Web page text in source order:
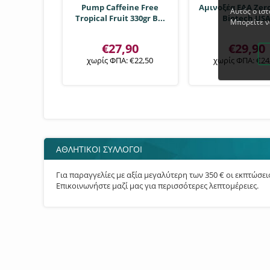
Pump Caffeine Free
Tropical Fruit 330gr B...
€27,90
χωρίς ΦΠΑ:€22,50
Αμινοξέα EAA
Biotech USA
€29,90
χωρίς ΦΠΑ:€
ΑΘΛΗΤΙΚΟΙ ΣΥΛΛΟΓΟΙ
Για παραγγελίες με αξία μεγαλύτερη των 350 € οι
Επικοινωνήστε μαζί μας για περισσότερες λεπτομέρειες.
Αυτός ο
Μπορείτε